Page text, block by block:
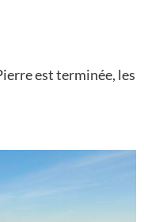
est terminée, les